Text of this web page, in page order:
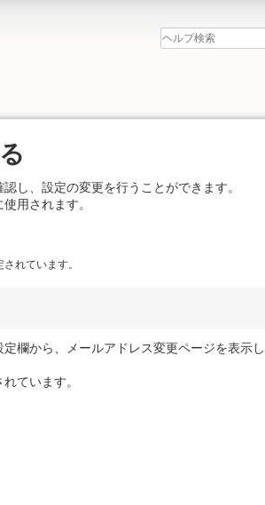
し、設定の変更を行うことができます。
用されます。
れています。
欄から、メールアドレス変更ページを表示
ています。